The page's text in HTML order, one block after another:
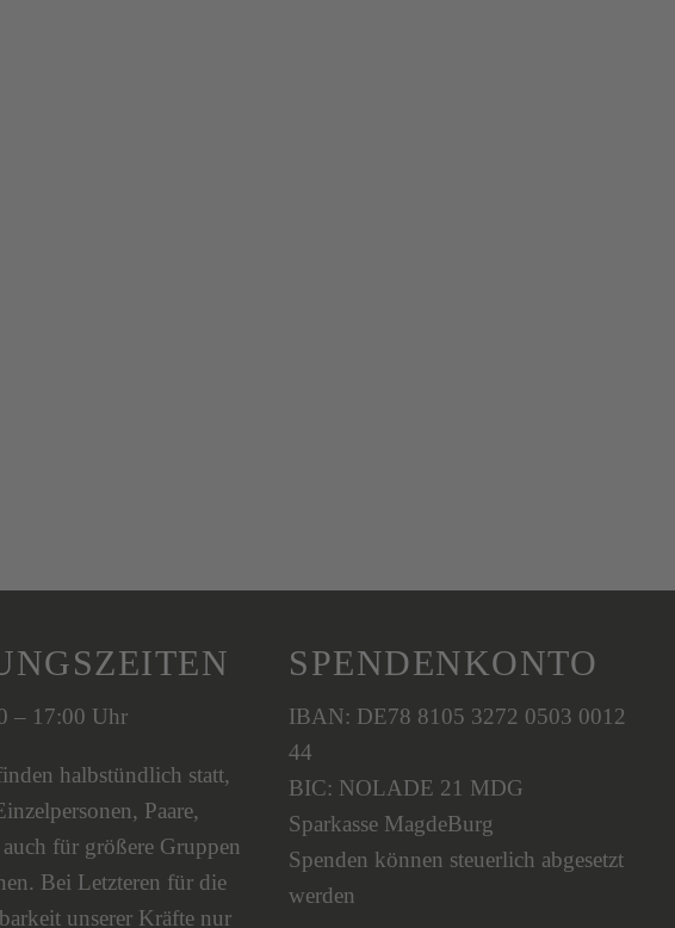
– 17:00 Uhr
halbstündlich statt,
Paare,
für größere Gruppen
Bei Letzteren für die
unserer Kräfte nur
SPENDENKONTO
IBAN: DE78 8105 3272 0503 0012
44
BIC: NOLADE 21 MDG
Sparkasse MagdeBurg
Spenden können steuerlich abgesetzt
werden